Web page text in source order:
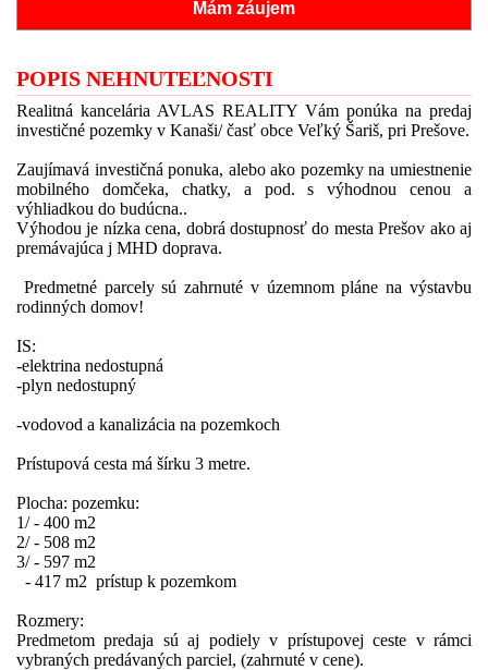
Mám záujem
POPIS NEHNUTEĽNOSTI
Realitná kancelária AVLAS REALITY Vám ponúka na predaj
investičné pozemky v Kanaši/ časť obce Veľký Šariš, pri Prešove.
Zaujímavá investičná ponuka, alebo ako pozemky na umiestnenie
mobilného domčeka, chatky, a pod. s výhodnou cenou a
výhliadkou do budúcna..
Výhodou je nízka cena, dobrá dostupnosť do mesta Prešov ako aj
premávajúca j MHD doprava.
Predmetné parcely sú zahrnuté v územnom pláne na výstavbu
rodinných domov!
IS:
-elektrina nedostupná
-plyn nedostupný
-vodovod a kanalizácia na pozemkoch
Prístupová cesta má šírku 3 metre.
Plocha: pozemku:
1/ - 400 m2
2/ - 508 m2
3/ - 597 m2
- 417 m2 prístup k pozemkom
Rozmery:
Predmetom predaja sú aj podiely v prístupovej ceste v rámci
vybraných predávaných parciel, (zahrnuté v cene).